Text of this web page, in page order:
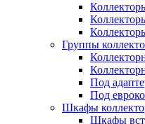
Группы
Под
Под
Шкафы
Шкафы